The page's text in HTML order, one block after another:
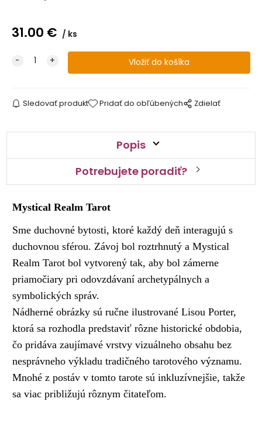
31.00 € ks
Sledovať produkt Pridať do obľúbených Zdielať
Popis
Potrebujete poradiť?
Mystical Realm Tarot
Sme duchovné bytosti, ktoré každý deň interagujú s
duchovnou sférou. Závoj bol roztrhnutý a Mystical
Realm Tarot bol vytvorený tak, aby bol zámerne
priamočiary pri odovzdávaní archetypálnych a
symbolických správ.
Nádherné obrázky sú ručne ilustrované Lisou Porter,
ktorá sa rozhodla predstaviť rôzne historické obdobia,
čo pridáva zaujímavé vrstvy vizuálneho obsahu bez
nesprávneho výkladu tradičného tarotového významu.
Mnohé z postáv v tomto tarote sú inkluzívnejšie, takže
sa viac približujú rôznym čitateľom.